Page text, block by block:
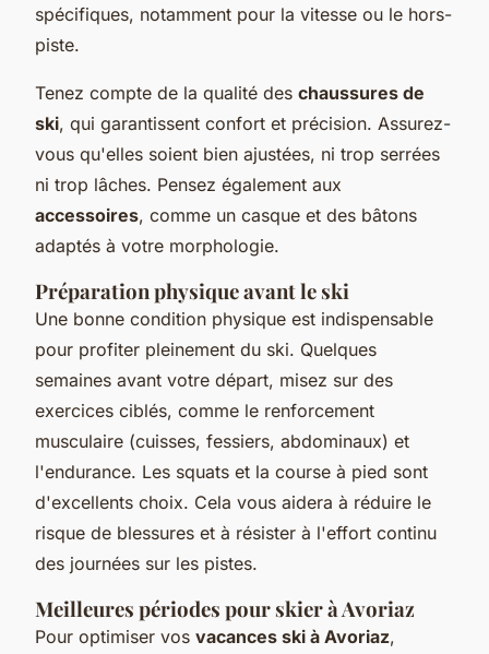
spécifiques, notamment pour la vitesse ou le hors-
piste.
Tenez compte de la qualité des chaussures de
ski, qui garantissent confort et précision. Assurez-
vous qu'elles soient bien ajustées, ni trop serrées
ni trop lâches. Pensez également aux
accessoires, comme un casque et des bâtons
adaptés à votre morphologie.
Préparation physique avant le ski
Une bonne condition physique est indispensable
pour profiter pleinement du ski. Quelques
semaines avant votre départ, misez sur des
exercices ciblés, comme le renforcement
musculaire (cuisses, fessiers, abdominaux) et
l'endurance. Les squats et la course à pied sont
d'excellents choix. Cela vous aidera à réduire le
risque de blessures et à résister à l'effort continu
des journées sur les pistes.
Meilleures périodes pour skier à Avoriaz
Pour optimiser vos vacances ski à Avoriaz,